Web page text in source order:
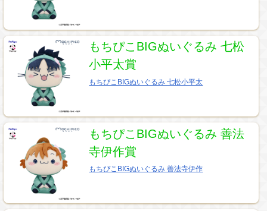
もちぴこBIGぬいぐるみ 七松
小平太賞
もちぴこBIGぬいぐるみ 七松小平太
もちぴこBIGぬいぐるみ 善法
寺伊作賞
もちぴこBIGぬいぐるみ 善法寺伊作